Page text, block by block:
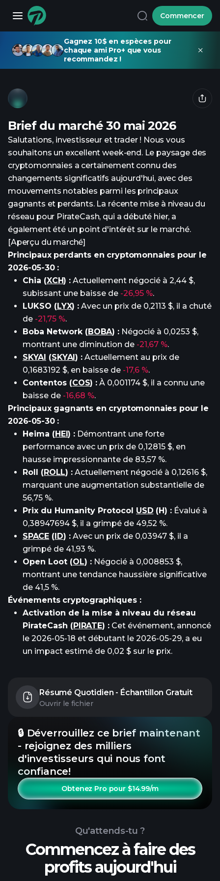
Commencer
Gagnez 10$ en espèces pour
chaque ami Pro+ que vous
recommandez !
Brief du marché 30 mai 2026
Salutations, investisseur et trader ! Nous vous
souhaitons un excellent week-end. Le paysage des
cryptomonnaies a certainement connu des
changements significatifs aujourd'hui, avec des
mouvements notables parmi les principaux
gagnants et perdants. La récente mise à niveau du
réseau pour PirateCash, qui a débuté hier, a
également été un point d'intérêt sur le marché.
[Aperçu du marché]
Principaux perdants en cryptomonnaies pour le
2026-05-30 :
Chia (XCH) : Actuellement négocié à 2,44 $,
subissant une baisse de -26,95 %.
LUKSO (LYX) : Avec un prix de 0,2113 $, il a chuté
de -21,75 %.
Boba Network (BOBA) : Négocié à 0,0253 $,
montrant une diminution de -21,67 %.
SKYAI (SKYAI) : Actuellement au prix de
0,1683192 $, en baisse de -17,6 %.
Contentos (COS) : À 0,001174 $, il a connu une
baisse de -16,68 %.
Principaux gagnants en cryptomonnaies pour le
2026-05-30 :
Heima (HEI) : Démontrant une forte
performance avec un prix de 0,12815 $, en
hausse impressionnante de 83,57 %.
Roll (ROLL) : Actuellement négocié à 0,12616 $,
marquant une augmentation substantielle de
56,75 %.
Prix du Humanity Protocol USD (H) : Évalué à
0,38947694 $, il a grimpé de 49,52 %.
SPACE (ID) :Avec un prix de 0,03947 $, il a
grimpé de 41,93 %.
Open Loot (OL) :Négocié à 0,008853 $,
montrant une tendance haussière significative
de 41,5 %.
Événements cryptographiques :
Activation de la mise à niveau du réseau
PirateCash (PIRATE) :Cet événement, annoncé
le 2026-05-18 et débutant le 2026-05-29, a eu
un impact estimé de 0,02 $ sur le prix.
Résumé Quotidien - Échantillon Gratuit
Ouvrir le fichier
🔒 Déverrouillez ce brief maintenant
- rejoignez des milliers
d'investisseurs qui nous font
confiance!
Obtenez Pro pour $14.99/m
Qu'attends-tu ?
Commencez à faire des
profits aujourd'hui